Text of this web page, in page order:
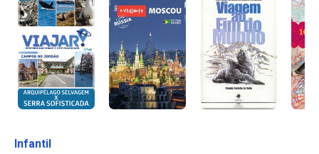
Infantil